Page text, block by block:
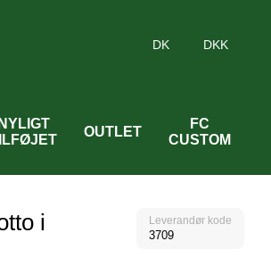
DK DKK
NYLIGT
OUTLET
FC
CUSTOM
i
Leverandør kode
3709